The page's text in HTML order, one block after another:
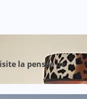
la pensée de